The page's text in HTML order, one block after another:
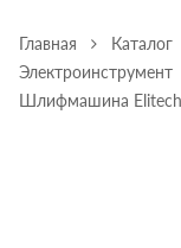
Главная Каталог
Электроинструмент
Шлифмашина